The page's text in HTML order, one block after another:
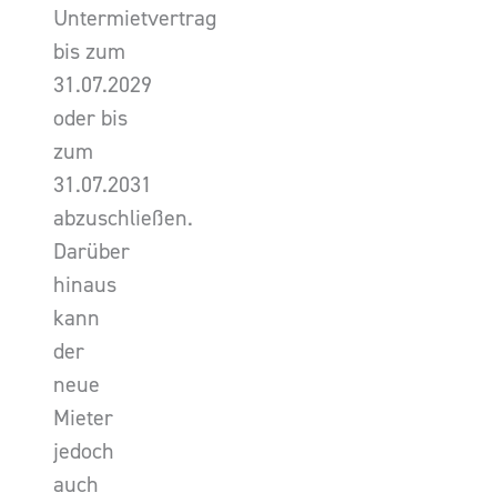
Untermietvertrag
bis zum
31.07.2029
oder bis
zum
31.07.2031
abzuschließen.
Darüber
hinaus
kann
der
neue
Mieter
jedoch
auch